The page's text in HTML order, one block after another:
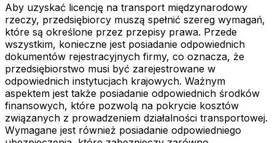
Aby uzyskać licencję na transport międzynarodowy
rzeczy, przedsiębiorcy muszą spełnić szereg wymagań,
które są określone przez przepisy prawa. Przede
wszystkim, konieczne jest posiadanie odpowiednich
dokumentów rejestracyjnych firmy, co oznacza, że
przedsiębiorstwo musi być zarejestrowane w
odpowiednich instytucjach krajowych. Ważnym
aspektem jest także posiadanie odpowiednich środków
finansowych, które pozwolą na pokrycie kosztów
związanych z prowadzeniem działalności transportowej.
Wymagane jest również posiadanie odpowiedniego